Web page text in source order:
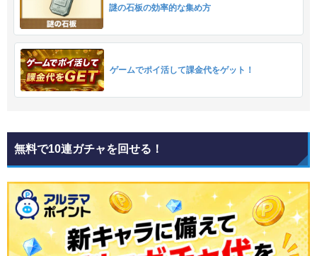
謎の石板の効率的な集め方
ゲームでポイ活して課金代をゲット！
無料で10連ガチャを回せる！